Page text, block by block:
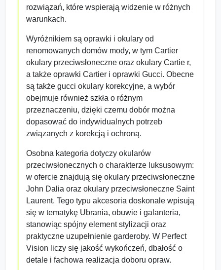
rozwiązań, które wspierają widzenie w różnych
warunkach.
Wyróżnikiem są oprawki i okulary od
renomowanych domów mody, w tym Cartier
okulary przeciwsłoneczne oraz okulary Cartie r,
a także oprawki Cartier i oprawki Gucci. Obecne
są także gucci okulary korekcyjne, a wybór
obejmuje również szkła o różnym
przeznaczeniu, dzięki czemu dobór można
dopasować do indywidualnych potrzeb
związanych z korekcją i ochroną.
Osobna kategoria dotyczy okularów
przeciwsłonecznych o charakterze luksusowym:
w ofercie znajdują się okulary przeciwsłoneczne
John Dalia oraz okulary przeciwsłoneczne Saint
Laurent. Tego typu akcesoria doskonale wpisują
się w tematykę Ubrania, obuwie i galanteria,
stanowiąc spójny element stylizacji oraz
praktyczne uzupełnienie garderoby. W Perfect
Vision liczy się jakość wykończeń, dbałość o
detale i fachowa realizacja doboru opraw.